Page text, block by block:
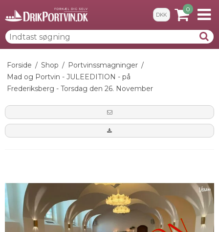
DKK
0
Forside / Shop / Portvinssmagninger /
Mad og Portvin - JULEEDITION - på
Frederiksberg - Torsdag den 26. November